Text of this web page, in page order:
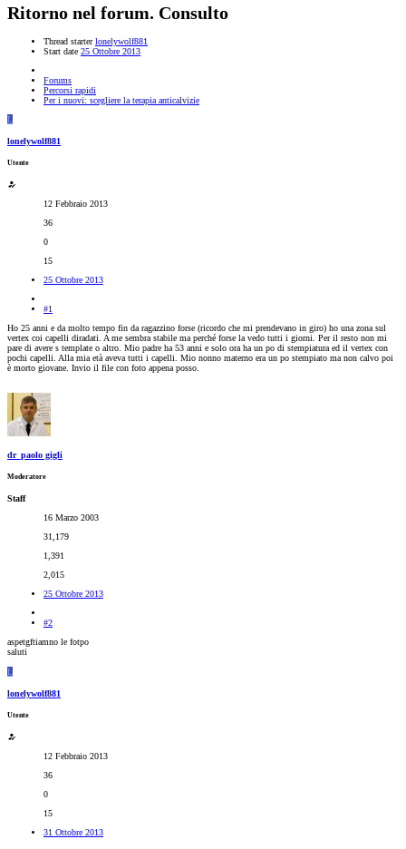
Ritorno nel forum. Consulto
Thread starter lonelywolf881
Start date 25 Ottobre 2013
Forums
Percorsi rapidi
Per i nuovi: scegliere la terapia anticalvizie
L
lonelywolf881
Utente
12 Febbraio 2013
36
0
15
25 Ottobre 2013
#1
Ho 25 anni e da molto tempo fin da ragazzino forse (ricordo che mi prendevano in giro) ho una zona sul
vertex coi capelli diradati. A me sembra stabile ma perché forse la vedo tutti i giorni. Per il resto non mi
pare di avere s template o altro. Mio padre ha 53 anni e solo ora ha un po di stempiatura ed il vertex con
pochi capelli. Alla mia età aveva tutti i capelli. Mio nonno materno era un po stempiato ma non calvo poi
è morto giovane. Invio il file con foto appena posso.
dr_paolo gigli
Moderatore
Staff
16 Marzo 2003
31,179
1,391
2,015
25 Ottobre 2013
#2
aspetgftiamno le fotpo
saluti
L
lonelywolf881
Utente
12 Febbraio 2013
36
0
15
31 Ottobre 2013